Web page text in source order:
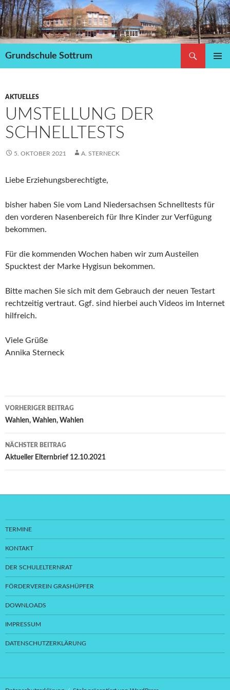
Zum
Inhalt
springen
Grundschule Sottrum
AKTUELLES
UMSTELLUNG DER
SCHNELLTESTS
5. OKTOBER 2021 A. STERNECK
Liebe Erziehungsberechtigte,
bisher haben Sie vom Land Niedersachsen Schnelltests für
den vorderen Nasenbereich für Ihre Kinder zur Verfügung
bekommen.
Für die kommenden Wochen haben wir zum Austeilen
Spucktest der Marke Hygisun bekommen.
Bitte machen Sie sich mit dem Gebrauch der neuen Testart
rechtzeitig vertraut. Ggf. sind hierbei auch Videos im Internet
hilfreich.
Viele Grüße
Annika Sterneck
Beitragsnavigation
VORHERIGER BEITRAG
Wahlen, Wahlen, Wahlen
NÄCHSTER BEITRAG
Aktueller Elternbrief 12.10.2021
TERMINE
KONTAKT
DER SCHULELTERNRAT
FÖRDERVEREIN GRASHÜPFER
DOWNLOADS
IMPRESSUM
DATENSCHUTZERKLÄRUNG